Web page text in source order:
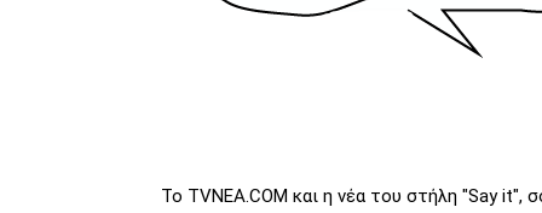
To TVNEA.COM και η νέα του στήλη "Say it",